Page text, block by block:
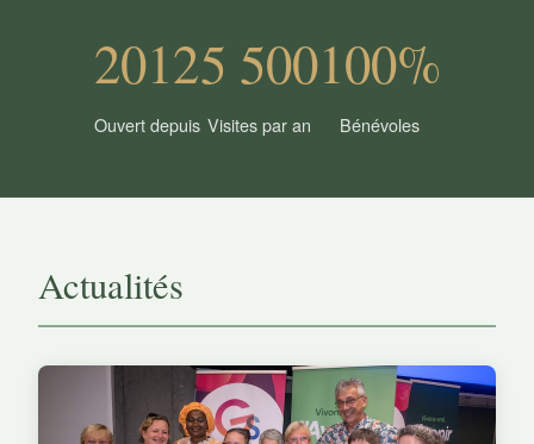
2012
Ouvert depuis
5 500
Visites par an
100%
Bénévoles
Actualités